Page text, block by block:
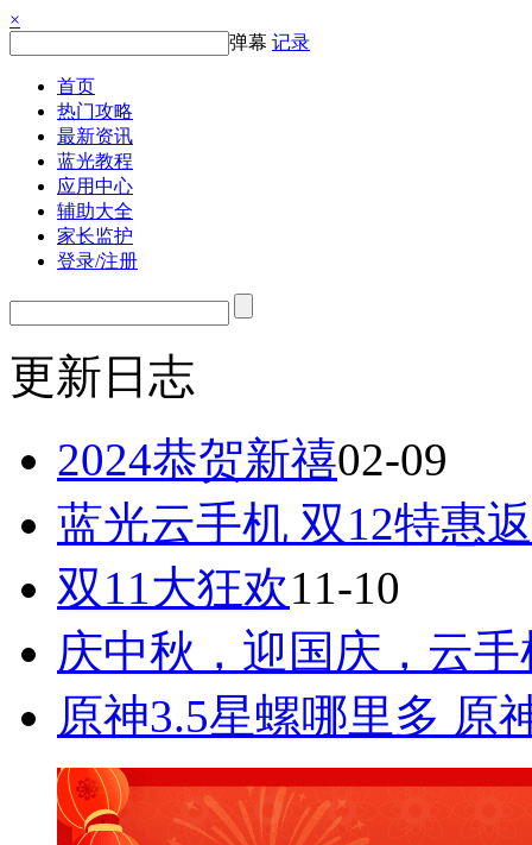
×
弹幕 记录
首页
热门攻略
最新资讯
蓝光教程
应用中心
辅助大全
家长监护
登录/注册
更新日志
2024恭贺新禧02-09
蓝光云手机 双12特惠
双11大狂欢11-10
庆中秋，迎国庆，云
原神3.5星螺哪里多 原